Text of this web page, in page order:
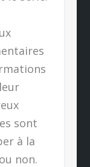
sont
à la
non.